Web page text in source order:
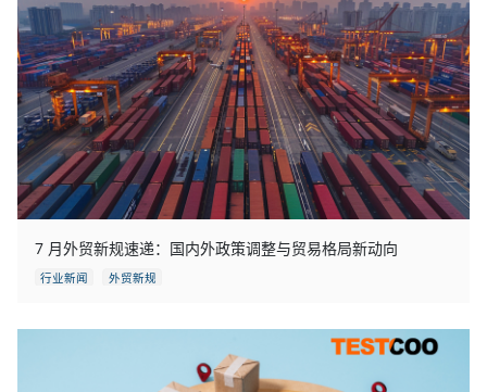
7 月外贸新规速递：国内外政策调整与贸易格局新动向
行业新闻 外贸新规